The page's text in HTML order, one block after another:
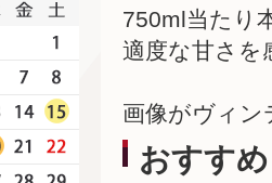
750ml当たり
適度な甘さを
画像がヴィン
おすすめ